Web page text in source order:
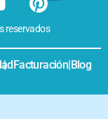
reservados
| Facturación Blog